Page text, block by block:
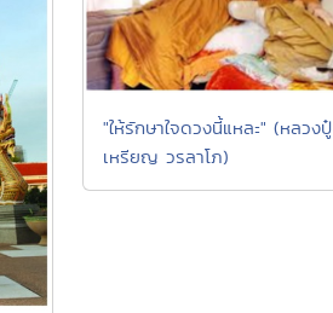
"ให้รักษาใจดวงนี้แหละ" (หลวงปู๋
เหรียญ วรลาโภ)